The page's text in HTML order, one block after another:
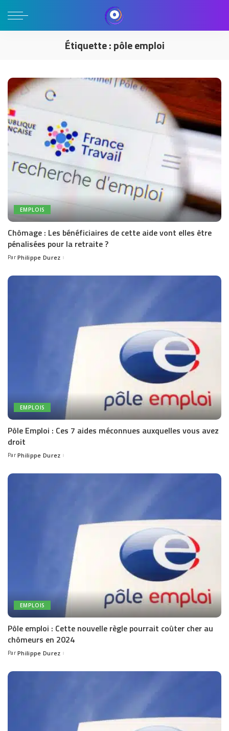
Étiquette :pôle emploi
EMPLOIS
Chômage : Les bénéficiaires de cette aide vont elles être
pénalisées pour la retraite ?
Posted
Par Philippe Durez
EMPLOIS
Pôle Emploi : Ces 7 aides méconnues auxquelles vous avez
droit
Posted
Par Philippe Durez
EMPLOIS
Pôle emploi : Cette nouvelle règle pourrait coûter cher au
chômeurs en 2024
Posted
Par Philippe Durez